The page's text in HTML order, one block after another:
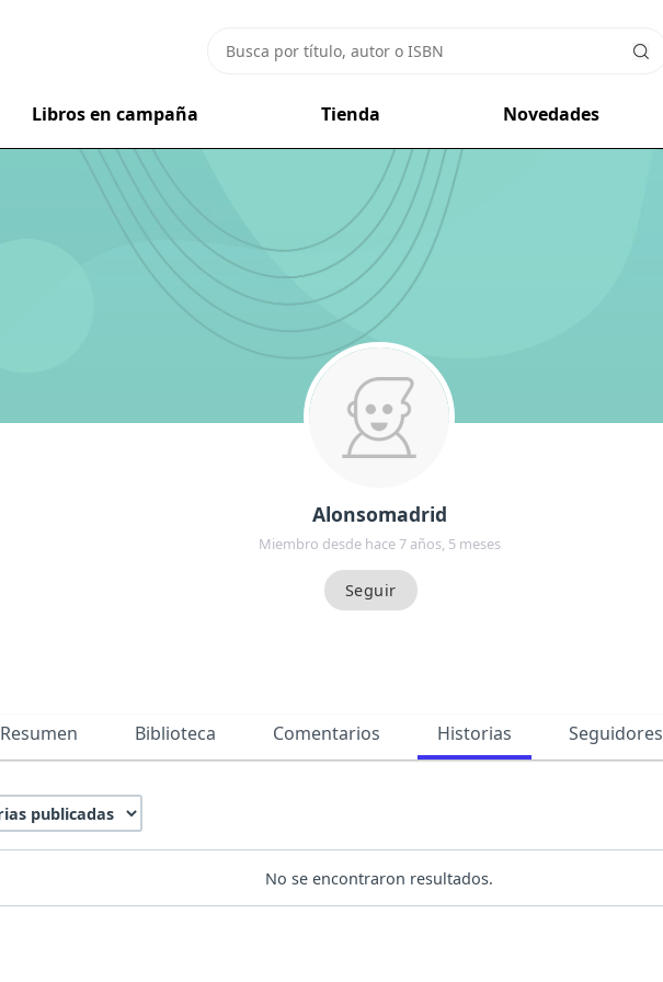
Libros en campaña Tienda Novedades
Alonsomadrid
Miembro desde hace 7 años, 5 meses
Resumen Biblioteca Comentarios Historias Seguidores
No se encontraron resultados.